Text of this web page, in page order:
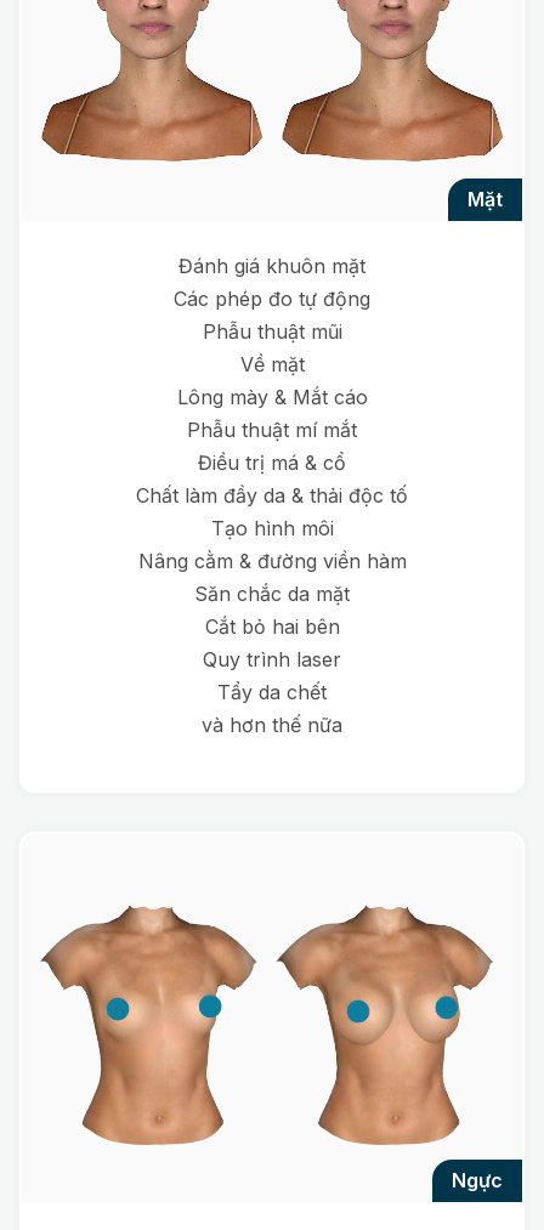
mặt
Đánh giá khuôn mặt
Các phép đo tự động
Phẫu thuật mũi
Về mặt
Lông mày & Mắt cáo
Phẫu thuật mí mắt
Điều trị má & cổ
Chất làm đầy da & thải độc tố
Tạo hình môi
Nâng cằm & đường viền hàm
Săn chắc da mặt
Cắt bỏ hai bên
Quy trình laser
Tẩy da chết
và hơn thế nữa
ngực